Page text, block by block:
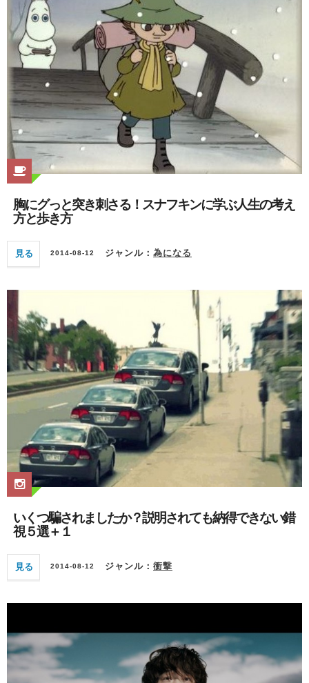
胸にグっと突き刺さる！スナフキンに学ぶ人生の考え
方と歩き方
見る 2014-08-12 ジャンル： 為になる
いくつ騙されましたか？説明されても納得できない錯
視５選＋１
見る 2014-08-12 ジャンル： 衝撃